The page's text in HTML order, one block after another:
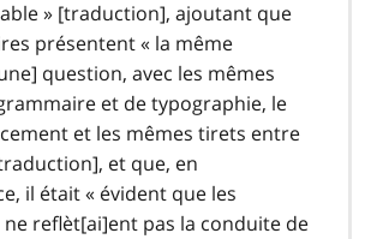
» [traduction], ajoutant que
présentent « la même
question, avec les mêmes
et de typographie, le
et les mêmes tirets entre
et que, en
il était « évident que les
reflèt[ai]ent pas la conduite de